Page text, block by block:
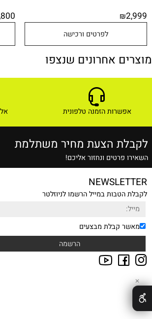
לפרטים ורכישה
אחרונים שנצפו
הזמנה טלפונית
הצעת מחיר משתלמת
ונחזור אליכם!
במייל הרשמו לניוזלטר
קבלת מבצעים